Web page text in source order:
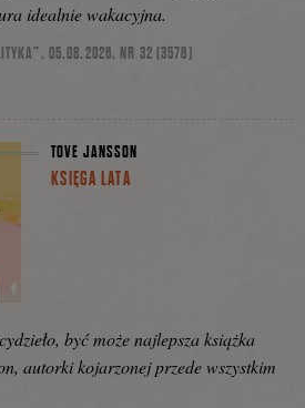
idealnie wakacyjna.
05.08.2026, NR 32 (3576)
TOVE JANSSON
KSIĘGA LATA
być może najlepsza książka
autorki kojarzonej przede wszystkim